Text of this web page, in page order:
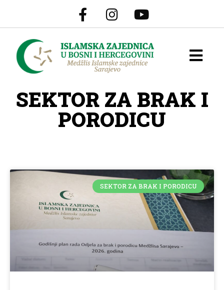
SEKTOR ZA BRAK I
PORODICU
SEKTOR ZA BRAK I PORODICU